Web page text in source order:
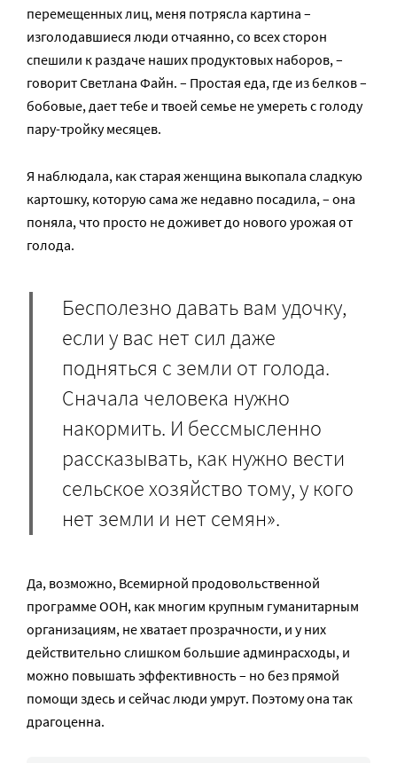
перемещенных лиц, меня потрясла картина –
изголодавшиеся люди отчаянно, со всех сторон
спешили к раздаче наших продуктовых наборов, –
говорит Светлана Файн. – Простая еда, где из белков –
бобовые, дает тебе и твоей семье не умереть с голоду
пару-тройку месяцев.
Я наблюдала, как старая женщина выкопала сладкую
картошку, которую сама же недавно посадила, – она
поняла, что просто не доживет до нового урожая от
голода.
Бесполезно давать вам удочку,
если у вас нет сил даже
подняться с земли от голода.
Сначала человека нужно
накормить. И бессмысленно
рассказывать, как нужно вести
сельское хозяйство тому, у кого
нет земли и нет семян».
Да, возможно, Всемирной продовольственной
программе ООН, как многим крупным гуманитарным
организациям, не хватает прозрачности, и у них
действительно слишком большие админрасходы, и
можно повышать эффективность – но без прямой
помощи здесь и сейчас люди умрут. Поэтому она так
драгоценна.